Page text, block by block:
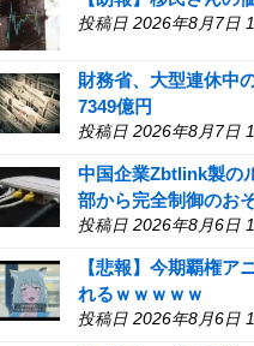
投稿日 2026年8月7日
財務省、大型連休中
7349億円
投稿日 2026年8月7日
中国企業Zbtlink製
部から完全制御のお
投稿日 2026年8月6日
【悲報】今期覇権ア
れるｗｗｗｗｗ
投稿日 2026年8月6日